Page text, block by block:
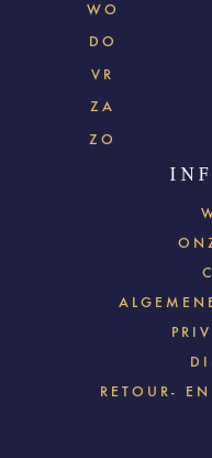
WO
DO
VR
ZA
ZO
RETOUR-